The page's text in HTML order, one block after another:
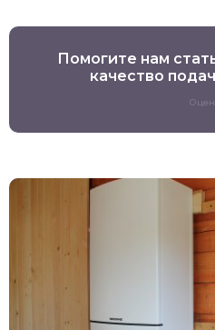
Помогите нам
качество